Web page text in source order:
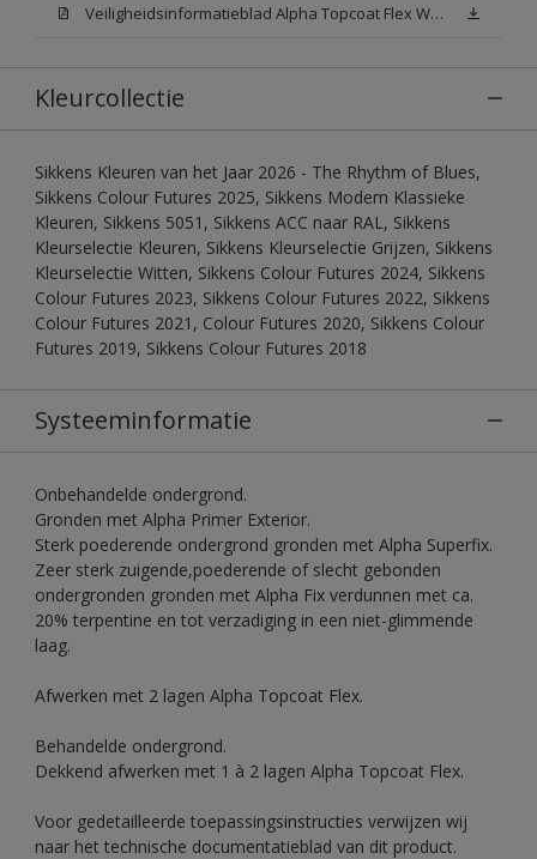
Veiligheidsinformatieblad Alpha Topcoat Flex White W05 (MSDS)
Kleurcollectie
Sikkens Kleuren van het Jaar 2026 - The Rhythm of Blues,
Sikkens Colour Futures 2025, Sikkens Modern Klassieke
Kleuren, Sikkens 5051, Sikkens ACC naar RAL, Sikkens
Kleurselectie Kleuren, Sikkens Kleurselectie Grijzen, Sikkens
Kleurselectie Witten, Sikkens Colour Futures 2024, Sikkens
Colour Futures 2023, Sikkens Colour Futures 2022, Sikkens
Colour Futures 2021, Colour Futures 2020, Sikkens Colour
Futures 2019, Sikkens Colour Futures 2018
Systeeminformatie
Onbehandelde ondergrond.
Gronden met Alpha Primer Exterior.
Sterk poederende ondergrond gronden met Alpha Superfix.
Zeer sterk zuigende,poederende of slecht gebonden
ondergronden gronden met Alpha Fix verdunnen met ca.
20% terpentine en tot verzadiging in een niet-glimmende
laag.
Afwerken met 2 lagen Alpha Topcoat Flex.
Behandelde ondergrond.
Dekkend afwerken met 1 à 2 lagen Alpha Topcoat Flex.
Voor gedetailleerde toepassingsinstructies verwijzen wij
naar het technische documentatieblad van dit product.